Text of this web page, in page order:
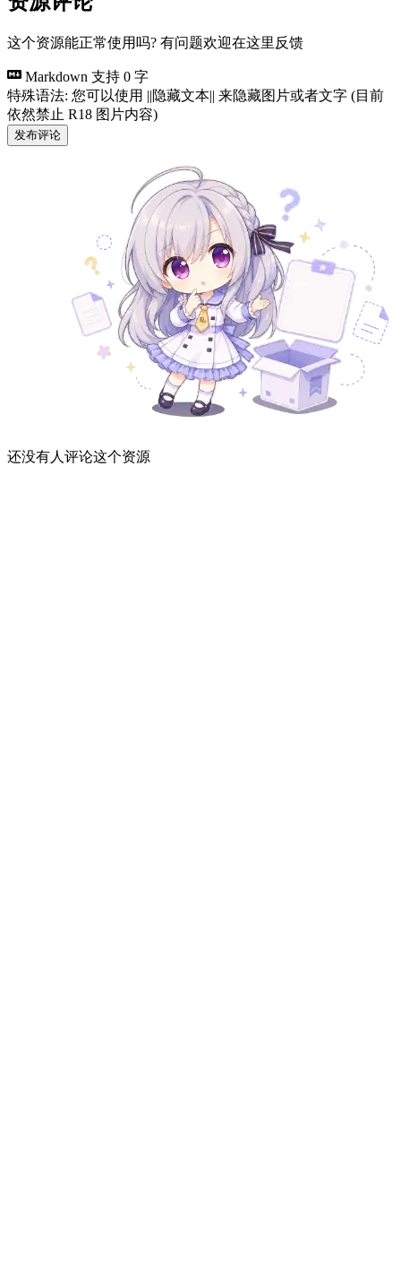
这个资源能正常使用吗? 有问题欢迎在这里反馈
Markdown 支持 0 字
特殊语法: 您可以使用 ||隐藏文本|| 来隐藏图片或者文字 (目前
依然禁止 R18 图片内容)
发布评论
还没有人评论这个资源